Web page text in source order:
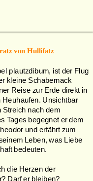
plautzdibum, ist der Flug
kleine Schabernack
Reise zur Erde direkt in
Heuhaufen. Unsichtbar
Streich nach dem
Tages begegnet er dem
und erfährt zum
Leben, was Liebe
bedeuten.
die Herzen der
Darf er bleiben?
von Hullifatz